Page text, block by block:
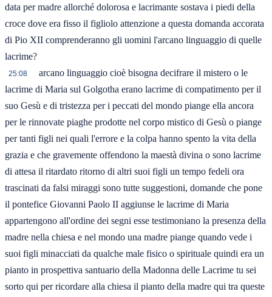
data per madre allorché dolorosa e lacrimante sostava i piedi della
croce dove era fisso il figliolo attenzione a questa domanda accorata
di Pio XII comprenderanno gli uomini l'arcano linguaggio di quelle
lacrime?
25:08
arcano linguaggio cioè bisogna decifrare il mistero o le
lacrime di Maria sul Golgotha erano lacrime di compatimento per il
suo Gesù e di tristezza per i peccati del mondo piange ella ancora
per le rinnovate piaghe prodotte nel corpo mistico di Gesù o piange
per tanti figli nei quali l'errore e la colpa hanno spento la vita della
grazia e che gravemente offendono la maestà divina o sono lacrime
di attesa il ritardato ritorno di altri suoi figli un tempo fedeli ora
trascinati da falsi miraggi sono tutte suggestioni, domande che pone
il pontefice Giovanni Paolo II aggiunse le lacrime di Maria
appartengono all'ordine dei segni esse testimoniano la presenza della
madre nella chiesa e nel mondo una madre piange quando vede i
suoi figli minacciati da qualche male fisico o spirituale quindi era un
pianto in prospettiva santuario della Madonna delle Lacrime tu sei
sorto qui per ricordare alla chiesa il pianto della madre qui tra queste